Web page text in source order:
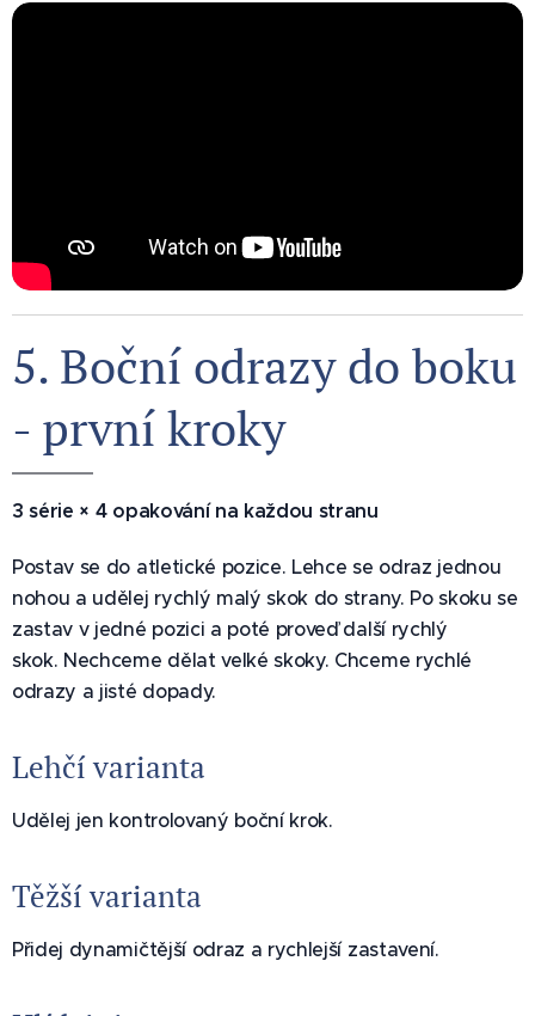
5. Boční odrazy do boku
- první kroky 🔁
3 série × 4 opakování na každou stranu
Postav se do atletické pozice. Lehce se odraz jednou
nohou a udělej rychlý malý skok do strany. Po skoku se
zastav v jedné pozici a poté proveď další rychlý
skok. Nechceme dělat velké skoky. Chceme rychlé
odrazy a jisté dopady.
Lehčí varianta
Udělej jen kontrolovaný boční krok.
Těžší varianta
Přidej dynamičtější odraz a rychlejší zastavení.